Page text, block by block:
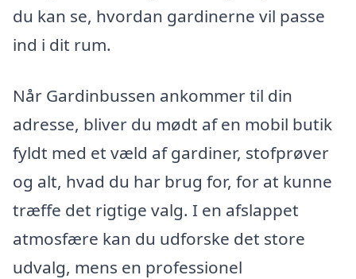
du kan se, hvordan gardinerne vil passe
ind i dit rum.
Når Gardinbussen ankommer til din
adresse, bliver du mødt af en mobil butik
fyldt med et væld af gardiner, stofprøver
og alt, hvad du har brug for, for at kunne
træffe det rigtige valg. I en afslappet
atmosfære kan du udforske det store
udvalg, mens en professionel